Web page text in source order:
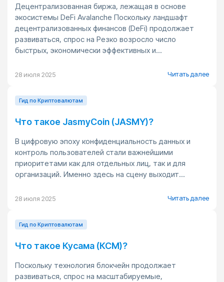
Децентрализованная биржа, лежащая в основе
экосистемы DeFi Avalanche Поскольку ландшафт
децентрализованных финансов (DeFi) продолжает
развиваться, спрос на Резко возросло число
быстрых, экономически эффективных и...
28 июля 2025 Читать далее
Гид по Криптовалютам
Что такое JasmyCoin (JASMY)?
В цифровую эпоху конфиденциальность данных и
контроль пользователей стали важнейшими
приоритетами как для отдельных лиц, так и для
организаций. Именно здесь на сцену выходит...
28 июля 2025 Читать далее
Гид по Криптовалютам
Что такое Кусама (КСМ)?
Поскольку технология блокчейн продолжает
развиваться, спрос на масштабируемые,